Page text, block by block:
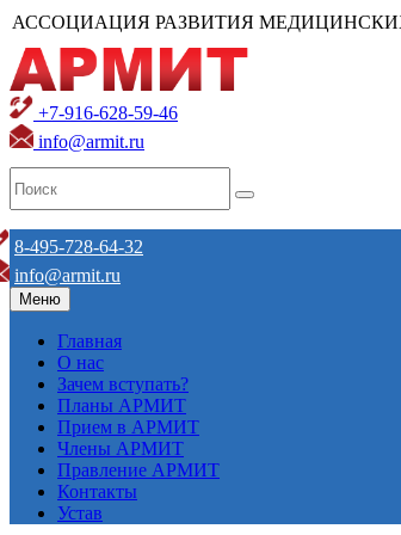
АССОЦИАЦИЯ РАЗВИТИЯ
+7-916-628-59-46
info@armit.ru
8-495-728-64-32
info@armit.ru
Меню
Главная
О нас
Зачем вступать?
Планы АРМИТ
Прием в АРМИТ
Члены АРМИТ
Правление АРМИТ
Контакты
Устав